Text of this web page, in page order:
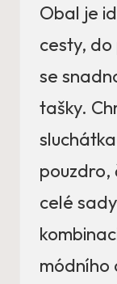
Obal je
cesty,
se
tašky.
pouzdro,
celé
módního